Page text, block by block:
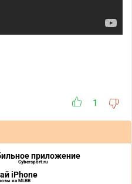
1
приложение
Cybersport.ru
iPhone
на MLBB